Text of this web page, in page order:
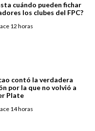
cuándo pueden fichar
los clubes del FPC?
12 horas
contó la verdadera
por la que no volvió a
Plate
14 horas